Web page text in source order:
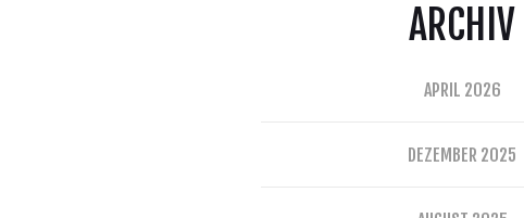
ARCHIV
APRIL 2026
DEZEMBER 2025